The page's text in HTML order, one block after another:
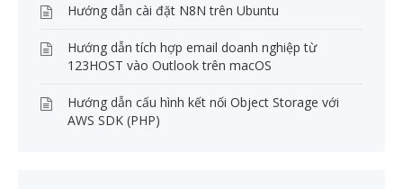
Hướng dẫn cài đặt N8N trên Ubuntu
Hướng dẫn tích hợp email doanh nghiệp từ
123HOST vào Outlook trên macOS
Hướng dẫn cấu hình kết nối Object Storage với
AWS SDK (PHP)